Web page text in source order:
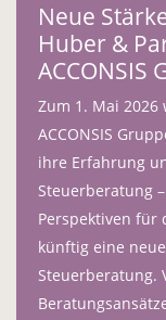
Neue
Huber &
ACCONSIS
Zum 1. Mai
ACCONSIS
ihre Erfahrung
Steuerberatung
Perspektiven für
künftig eine
Steuerberatung.